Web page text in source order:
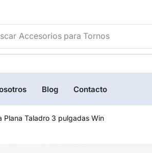
Accesorios para Tornos
Blog Contacto
Plana Taladro 3 pulgadas Win